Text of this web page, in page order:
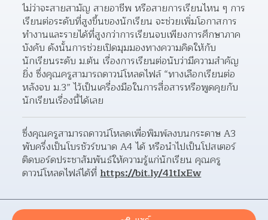
ไม่ว่าจะสายสามัญ สายอาชีพ หรือสายการเรียนไหน ๆ การ
เรียนต่อระดับที่สูงขึ้นของนักเรียน จะช่วยเพิ่มโอกาสการ
ทำงานและรายได้ที่สูงกว่าการเรียนจบเพียงการศึกษาภาค
บังคับ ดังนั้นการช่วยเปิดมุมมองทางความคิดให้กับ
นักเรียนระดับ ม.ต้น เรื่องการเรียนต่อนับว่ามีความสำคัญ
ยิ่ง ซึ่งคุณครูสามารถดาวน์โหลดไฟล์ “ทางเลือกเรียนต่อ
หลังจบ ม.3” ไว้เป็นเครื่องมือในการสื่อสารหรือพูดคุยกับ
นักเรียนเรื่องนี้ได้เลย
ซึ่งคุณครูสามารถดาวน์โหลดเพื่อพิมพ์ลงบนกระดาษ A3
พับครึ่งเป็นโบรชัวร์ขนาด A4 ได้ หรือนำไปเป็นโปสเตอร์
ติดบอร์ดประชาสัมพันธ์ให้ความรู้แก่นักเรียน คุณครู
ดาวน์โหลดไฟล์ได้ที่ https://bit.ly/41tIxEw